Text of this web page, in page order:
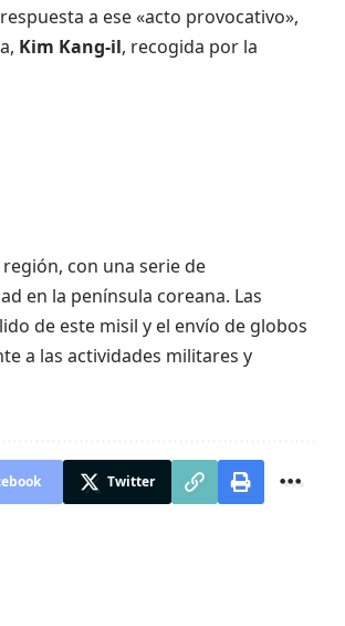
a ese «acto provocativo»,
Kim Kang-il, recogida por la
con una serie de
en la península coreana. Las
de este misil y el envío de globos
a las actividades militares y
Twitter